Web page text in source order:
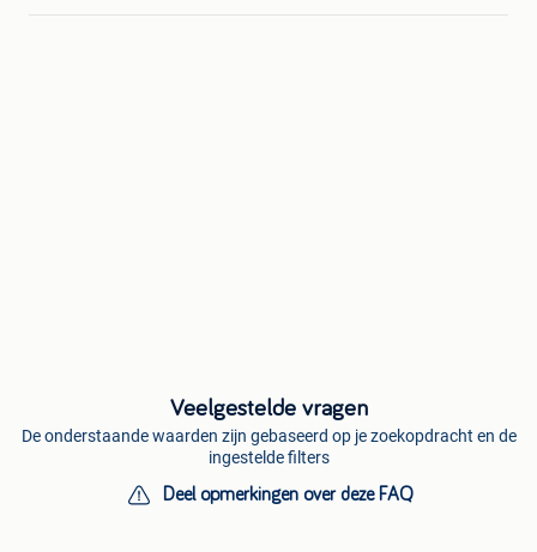
Veelgestelde vragen
De onderstaande waarden zijn gebaseerd op je zoekopdracht en de
ingestelde filters
Deel opmerkingen over deze FAQ